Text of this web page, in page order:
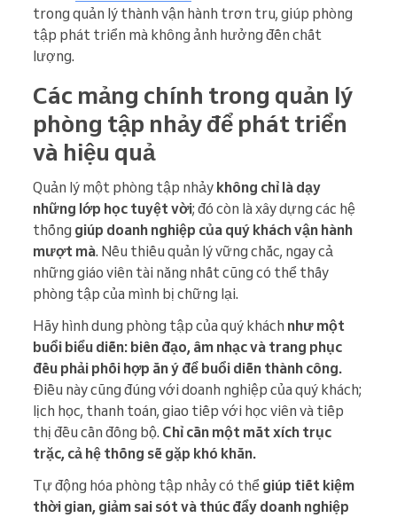
trong quản lý thành vận hành trơn tru, giúp phòng
tập phát triển mà không ảnh hưởng đến chất
lượng.
Các mảng chính trong quản lý
phòng tập nhảy để phát triển
và hiệu quả
Quản lý một phòng tập nhảy không chỉ là dạy
những lớp học tuyệt vời; đó còn là xây dựng các hệ
thống giúp doanh nghiệp của quý kháchvận hành
mượt mà. Nếu thiếu quản lý vững chắc, ngay cả
những giáo viên tài năng nhất cũng có thể thấy
phòng tập của mình bị chững lại.
Hãy hình dung phòng tập của quý khách như một
buổi biểu diễn: biên đạo, âm nhạc và trang phục
đều phải phối hợp ăn ý để buổi diễn thành công.
Điều này cũng đúng với doanh nghiệp của quý khách;
lịch học, thanh toán, giao tiếp với học viên và tiếp
thị đều cần đồng bộ. Chỉ cần một mắt xích trục
trặc, cả hệ thống sẽ gặp khó khăn.
Tự động hóa phòng tập nhảy có thể giúp tiết kiệm
thời gian, giảm sai sót và thúc đẩy doanh nghiệp